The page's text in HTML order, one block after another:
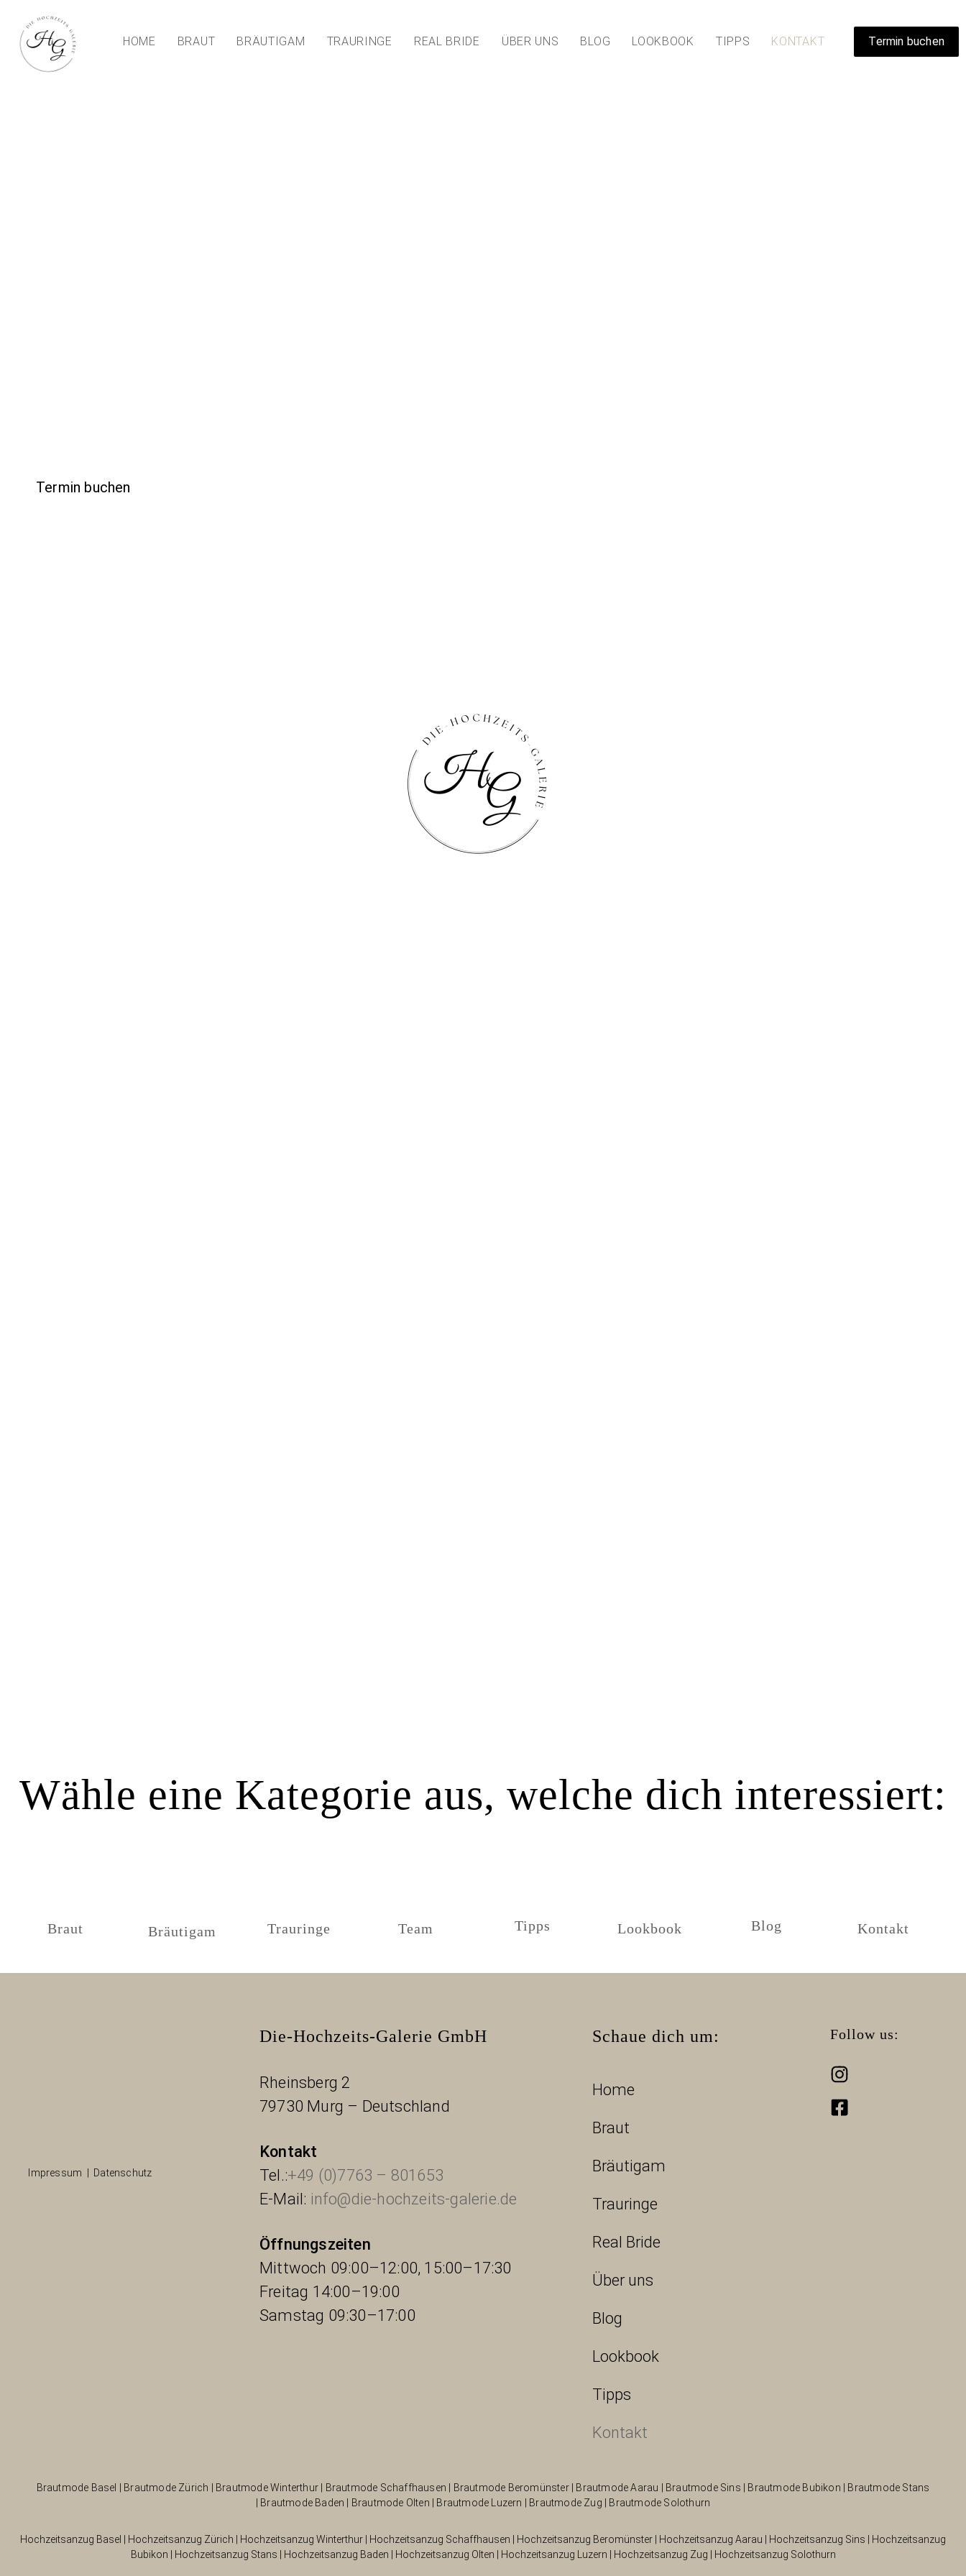
HOME BRAUT BRÄUTIGAM TRAURINGE REAL BRIDE ÜBER UNS BLOG LOOKBOOK TIPPS KONTAKT Termin buchen
Termin buchen
Wähle eine Kategorie aus, welche dich interessiert:
Braut Bräutigam Trauringe Team Tipps Lookbook Blog Kontakt
Impressum Datenschutz
Die-Hochzeits-Galerie GmbH
Rheinsberg 2
79730 Murg – Deutschland
Kontakt
Tel.:+49 (0)7763 – 801653
E-Mail: info@die-hochzeits-galerie.de
Öffnungszeiten
Mittwoch 09:00–12:00, 15:00–17:30
Freitag 14:00–19:00
Samstag 09:30–17:00
Schaue dich um:
Home
Braut
Bräutigam
Trauringe
Real Bride
Über uns
Blog
Lookbook
Tipps
Kontakt
Follow us:
Brautmode Basel Brautmode Zürich Brautmode Winterthur| Brautmode Schaffhausen Brautmode Beromünster| Brautmode Aarau Brautmode Sins Brautmode Bubikon
Brautmode Stans
Brautmode Baden Brautmode Olten Brautmode Luzern Brautmode Zug Brautmode Solothurn
Hochzeitsanzug Basel Hochzeitsanzug Zürich Hochzeitsanzug Winterthur Hochzeitsanzug Schaffhausen Hochzeitsanzug Beromünster Hochzeitsanzug Aarau Hochzeitsanzug Sins
Hochzeitsanzug
Bubikon
Hochzeitsanzug Stans Hochzeitsanzug Baden Hochzeitsanzug Olten Hochzeitsanzug Luzern Hochzeitsanzug Zug Hochzeitsanzug Solothurn